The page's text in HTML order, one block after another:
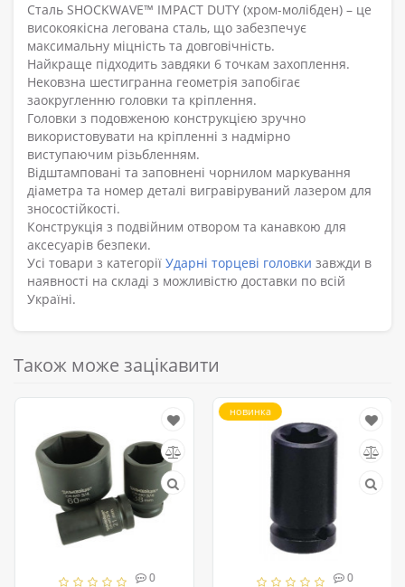
Сталь SHOCKWAVE™ IMPACT DUTY (хром-молібден) – це
високоякісна легована сталь, що забезпечує
максимальну міцність та довговічність.
Найкраще підходить завдяки 6 точкам захоплення.
Нековзна шестигранна геометрія запобігає
заокругленню головки та кріплення.
Головки з подовженою конструкцією зручно
використовувати на кріпленні з надмірно
виступаючим різьбленням.
Відштамповані та заповнені чорнилом маркування
діаметра та номер деталі вигравіруваний лазером для
зносостійкості.
Конструкція з подвійним отвором та канавкою для
аксесуарів безпеки.
Усі товари з категорії Ударні торцеві головки завжди в
наявності на складі з можливістю доставки по всій
Україні.
Також може зацікавити
0
новинка
0